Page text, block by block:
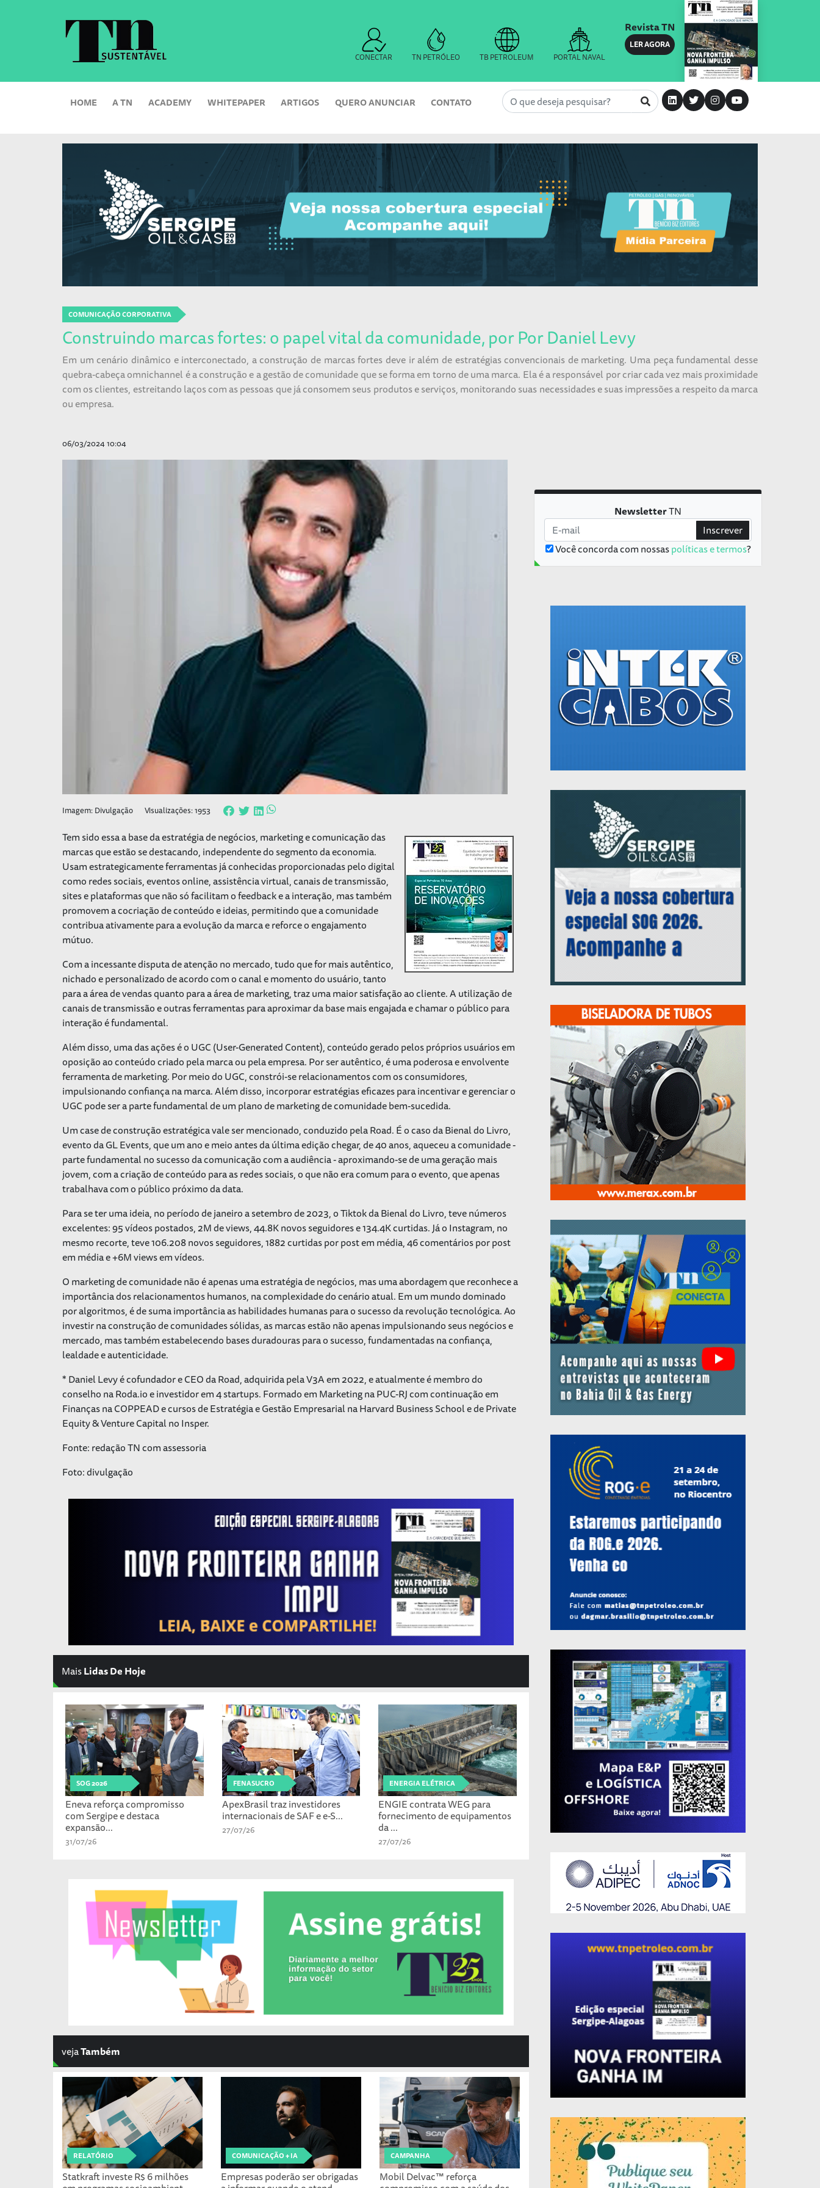
CONECTAR TN PETRÓLEO TB PETROLEUM PORTAL NAVAL
Revista TN
LER AGORA
HOME A TN ACADEMY WHITEPAPER ARTIGOS QUERO ANUNCIAR CONTATO
COMUNICAÇÃO CORPORATIVA
Construindo marcas fortes: o papel vital da comunidade, por Por Daniel Levy
Em um cenário dinâmico e interconectado, a construção de marcas fortes deve ir além de estratégias convencionais de marketing. Uma peça fundamental desse
quebra-cabeça omnichannel é a construção e a gestão de comunidade que se forma em torno de uma marca. Ela é a responsável por criar cada vez mais proximidade
com os clientes, estreitando laços com as pessoas que já consomem seus produtos e serviços, monitorando suas necessidades e suas impressões a respeito da marca
ou empresa.
06/03/2024 10:04
Imagem: Divulgação Visualizações: 1953
Tem sido essa a base da estratégia de negócios, marketing e comunicação das
marcas que estão se destacando, independente do segmento da economia.
Usam estrategicamente ferramentas já conhecidas proporcionadas pelo digital
como redes sociais, eventos online, assistência virtual, canais de transmissão,
sites e plataformas que não só facilitam o feedback e a interação, mas também
promovem a cocriação de conteúdo e ideias, permitindo que a comunidade
contribua ativamente para a evolução da marca e reforce o engajamento
mútuo.
Com a incessante disputa de atenção no mercado, tudo que for mais autêntico,
nichado e personalizado de acordo com o canal e momento do usuário, tanto
para a área de vendas quanto para a área de marketing, traz uma maior satisfação ao cliente. A utilização de
canais de transmissão e outras ferramentas para aproximar da base mais engajada e chamar o público para
interação é fundamental.
Além disso, uma das ações é o UGC (User-Generated Content), conteúdo gerado pelos próprios usuários em
oposição ao conteúdo criado pela marca ou pela empresa. Por ser autêntico, é uma poderosa e envolvente
ferramenta de marketing. Por meio do UGC, constrói-se relacionamentos com os consumidores,
impulsionando confiança na marca. Além disso, incorporar estratégias eficazes para incentivar e gerenciar o
UGC pode ser a parte fundamental de um plano de marketing de comunidade bem-sucedida.
Um case de construção estratégica vale ser mencionado, conduzido pela Road. É o caso da Bienal do Livro,
evento da GL Events, que um ano e meio antes da última edição chegar, de 40 anos, aqueceu a comunidade -
parte fundamental no sucesso da comunicação com a audiência - aproximando-se de uma geração mais
jovem, com a criação de conteúdo para as redes sociais, o que não era comum para o evento, que apenas
trabalhava com o público próximo da data.
Para se ter uma ideia, no período de janeiro a setembro de 2023, o Tiktok da Bienal do Livro, teve números
excelentes: 95 vídeos postados, 2M de views, 44.8K novos seguidores e 134.4K curtidas. Já o Instagram, no
mesmo recorte, teve 106.208 novos seguidores, 1882 curtidas por post em média, 46 comentários por post
em média e +6M views em vídeos.
O marketing de comunidade não é apenas uma estratégia de negócios, mas uma abordagem que reconhece a
importância dos relacionamentos humanos, na complexidade do cenário atual. Em um mundo dominado
por algoritmos, é de suma importância as habilidades humanas para o sucesso da revolução tecnológica. Ao
investir na construção de comunidades sólidas, as marcas estão não apenas impulsionando seus negócios e
mercado, mas também estabelecendo bases duradouras para o sucesso, fundamentadas na confiança,
lealdade e autenticidade.
*Daniel Levy é cofundador e CEO da Road, adquirida pela V3A em 2022, e atualmente é membro do
conselho na Roda.io e investidor em 4 startups. Formado em Marketing na PUC-RJ com continuação em
Finanças na COPPEAD e cursos de Estratégia e Gestão Empresarial na Harvard Business School e de Private
Equity & Venture Capital no Insper.
Fonte: redação TN com assessoria
Foto: divulgação
MaisLidas De Hoje
SOG 2026
Eneva reforça compromisso
com Sergipe e destaca
expansão...
31/07/26
FENASUCRO
ApexBrasil traz investidores
internacionais de SAF e e-S...
27/07/26
ENERGIA ELÉTRICA
ENGIE contrata WEG para
fornecimento de equipamentos
da ...
27/07/26
vejaTambém
RELATÓRIO
Statkraft investe R$ 6 milhões
COMUNICAÇÃO + IA
Empresas poderão ser obrigadas
CAMPANHA
Mobil Delvac™ reforça
NewsletterTN
Você concorda com nossaspolíticas e termos?
Inscrever